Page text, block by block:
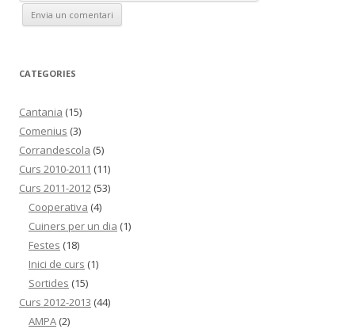
CATEGORIES
Cantania (15)
Comenius (3)
Corrandescola (5)
Curs 2010-2011 (11)
Curs 2011-2012 (53)
Cooperativa (4)
Cuiners per un dia (1)
Festes (18)
Inici de curs (1)
Sortides (15)
Curs 2012-2013 (44)
AMPA (2)